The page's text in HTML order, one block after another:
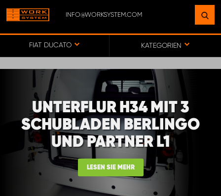
INFO@WORKSYSTEM.COM
FIAT DUCATO KATEGORIEN
UNTERFLUR H34 MIT 3
SCHUBLADEN BERLINGO
UND PARTNER L1
LESEN SIE MEHR
FINDEN SIE EINEN STANDORT
IN IHRER NÄHE
ZUR KARTE
KEY ACCOUNT GERMANY
ONLINE-/DIREKTKUNDENVERTRIEB